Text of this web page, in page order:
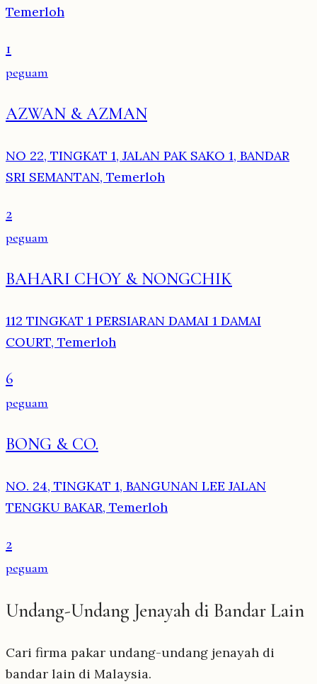
Temerloh
1
peguam
AZWAN & AZMAN
NO 22, TINGKAT 1, JALAN PAK SAKO 1, BANDAR
SRI SEMANTAN, Temerloh
2
peguam
BAHARI CHOY & NONGCHIK
112 TINGKAT 1 PERSIARAN DAMAI 1 DAMAI
COURT, Temerloh
6
peguam
BONG & CO.
NO. 24, TINGKAT 1, BANGUNAN LEE JALAN
TENGKU BAKAR, Temerloh
2
peguam
Undang-Undang Jenayah di Bandar Lain
Cari firma pakar undang-undang jenayah di
bandar lain di Malaysia.